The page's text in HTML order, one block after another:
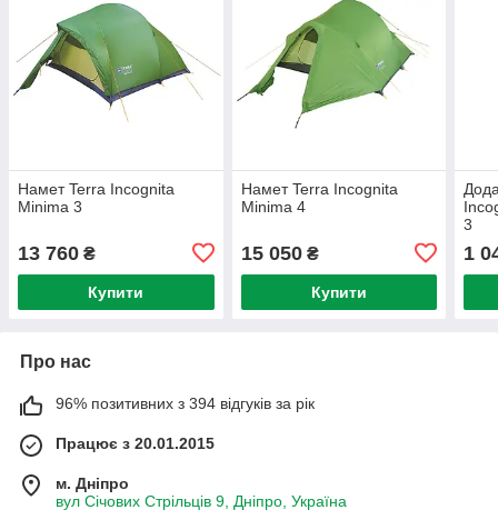
Намет Terra Incognita
Minima 3
13 760 ₴
Купити
Намет Terra Incognita
Minima 4
15 050₴
Купити
3
1
Про нас
96% позитивних з 394 відгуків за рік
Працює з 20.01.2015
м. Дніпро
вул Січових Стрільців 9, Дніпро, Україна